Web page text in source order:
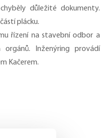
důležité dokumenty.
plácku.
řízení na stavební odbor a
Inženýring provádí
Kačerem.